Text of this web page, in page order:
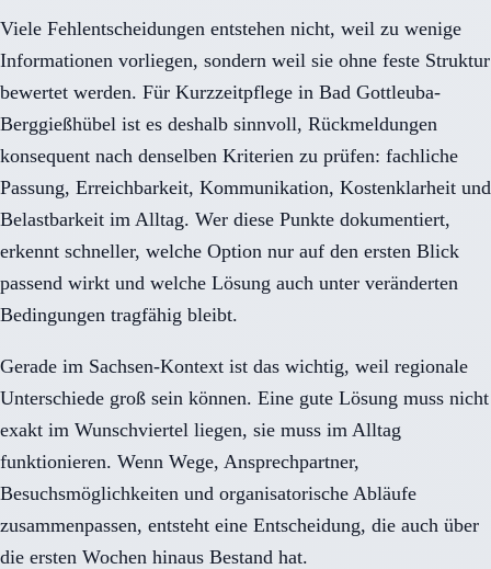
Viele Fehlentscheidungen entstehen nicht, weil zu wenige
Informationen vorliegen, sondern weil sie ohne feste Struktur
bewertet werden. Für Kurzzeitpflege in Bad Gottleuba-
Berggießhübel ist es deshalb sinnvoll, Rückmeldungen
konsequent nach denselben Kriterien zu prüfen: fachliche
Passung, Erreichbarkeit, Kommunikation, Kostenklarheit und
Belastbarkeit im Alltag. Wer diese Punkte dokumentiert,
erkennt schneller, welche Option nur auf den ersten Blick
passend wirkt und welche Lösung auch unter veränderten
Bedingungen tragfähig bleibt.
Gerade im Sachsen-Kontext ist das wichtig, weil regionale
Unterschiede groß sein können. Eine gute Lösung muss nicht
exakt im Wunschviertel liegen, sie muss im Alltag
funktionieren. Wenn Wege, Ansprechpartner,
Besuchsmöglichkeiten und organisatorische Abläufe
zusammenpassen, entsteht eine Entscheidung, die auch über
die ersten Wochen hinaus Bestand hat.